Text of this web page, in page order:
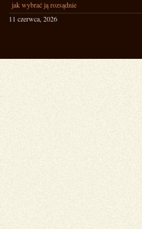
jak wybrać ją rozsądnie
11 czerwca, 2026